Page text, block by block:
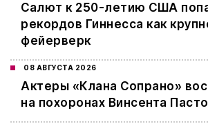
Салют к 250-летию США
рекордов Гиннесса как
фейерверк
08 АВГУСТА 2026
Актеры «Клана Сопрано»
на похоронах Винсента